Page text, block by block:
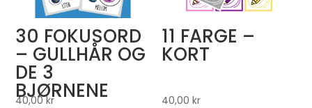
30 FOKUSORD
– GULLHÅR OG
DE 3
BJØRNENE
40,00kr
11 FARGE –
KORT
40,00kr